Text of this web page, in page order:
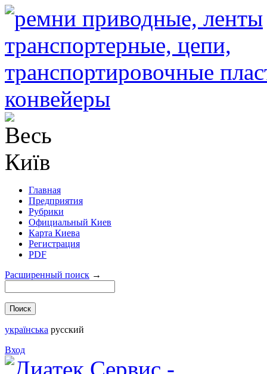
Главная
Предприятия
Рубрики
Официальный Киев
Карта Киева
Регистрация
PDF
Расширенный поиск →
українська русский
Вход